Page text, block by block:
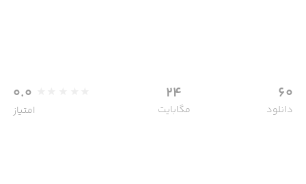
60
دانلود
24
مگابایت
0.0
امتیاز